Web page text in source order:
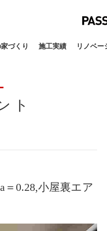
づくり 施工実績 リノベー
ト
＝0.28,小屋裏エア